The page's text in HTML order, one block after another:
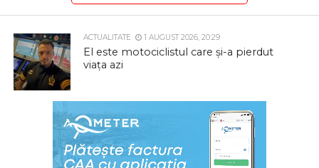
ACTUALITATE 1 AUGUST 2026, 20:29
El este motociclistul care și-a pierdut
viața azi